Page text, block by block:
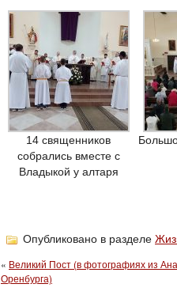
14 священников
собрались вместе с
Владыкой у алтаря
Опубликовано в разделе
« Великий Пост (в фотографиях из
Оренбурга)